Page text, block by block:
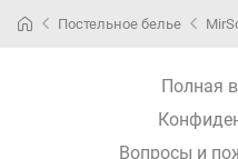
-1 Turquoise
-1
Постельное белье
Полная
Вопросы и